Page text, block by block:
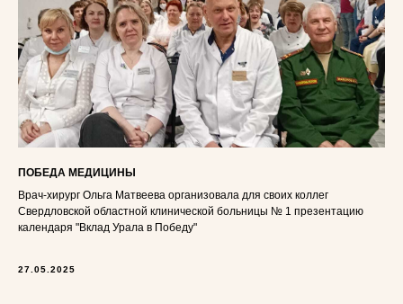
ПОБЕДА МЕДИЦИНЫ
Врач-хирург Ольга Матвеева организовала для своих коллег
Свердловской областной клинической больницы № 1 презентацию
календаря "Вклад Урала в Победу"
27.05.2025